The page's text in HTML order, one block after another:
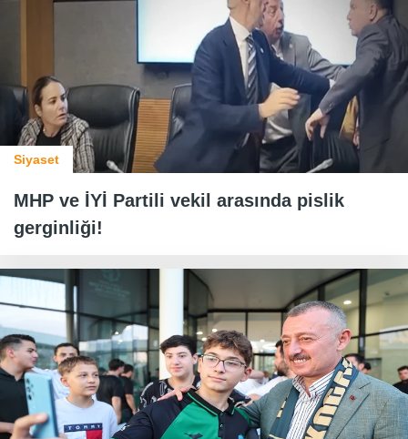
Siyaset
MHP ve İYİ Partili vekil arasında pislik
gerginliği!